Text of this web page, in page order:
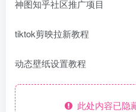
神图知乎社区推广项目
tiktok剪映拉新教程
动态壁纸设置教程
此处内容已隐